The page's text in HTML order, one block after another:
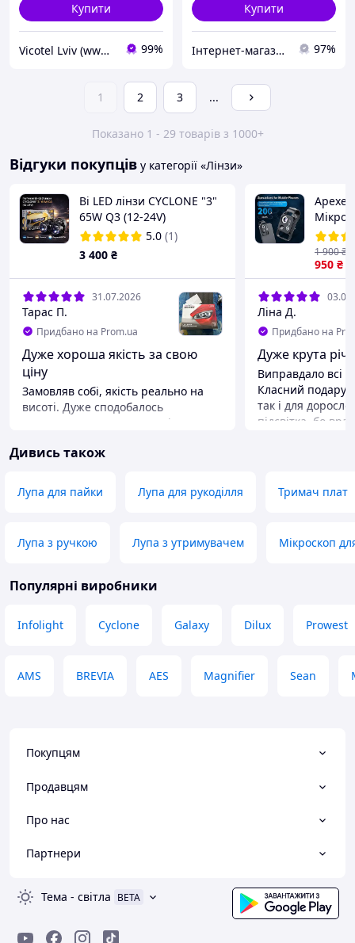
Купити
Vicotel Lviv (www.radio-bazar.com) 99%
Купити
Інтернет-магазин "Дельфін-Классік" 97%
1 2 3 ...
Показано 1 - 29 товарів з 1000+
Відгуки покупців у категорії «Лінзи»
Bi LED лінзи CYCLONE "3"
65W Q3 (12-24V)
5.0 (1)
3 400 ₴
31.07.2026
Тарас П.
Придбано на Prom.ua
Дуже хороша якість за свою
ціну
Замовляв собі, якість реально на
висоті. Дуже сподобалось
упакування та комплектація.
свою фару.
Apexel
950 ₴
1 900₴
Ліна Д.
Придбано на
Дуже крута річ
Виправдало всі
Класний
так і для
підсвітка, бо
можна в
спостерігати
Переваги
Співвідношення
тримає
Дивись також
Лупа для пайки Лупа для рукоділля Тримач плат
Лупа з ручкою Лупа з утримувачем Мікроскоп
Популярні виробники
Infolight Cyclone Galaxy Dilux Prowest
AMS BREVIA AES Magnifier Sean
Покупцям
Продавцям
Про нас
Партнери
Тема - світла BETA